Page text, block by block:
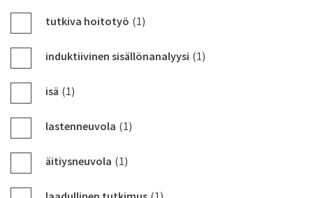
tutkiva hoitotyö (1)
induktiivinen sisällönanalyysi (1)
isä (1)
lastenneuvola (1)
äitiysneuvola (1)